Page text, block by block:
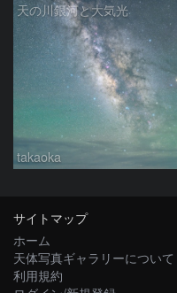
天の川銀河と大気光
takaoka
サイトマップ
ホーム
天体写真ギャラリーについて
利用規約